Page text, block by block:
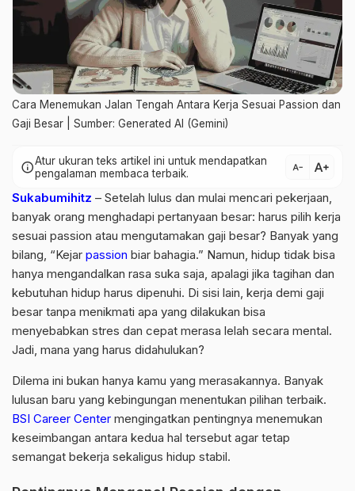
Cara Menemukan Jalan Tengah Antara Kerja Sesuai Passion dan
Gaji Besar | Sumber: Generated AI (Gemini)
infoAtur ukuran teks artikel ini untuk mendapatkan
pengalaman membaca terbaik.
text_decrease text_increase
Sukabumihitz – Setelah lulus dan mulai mencari pekerjaan,
banyak orang menghadapi pertanyaan besar: harus pilih kerja
sesuai passion atau mengutamakan gaji besar? Banyak yang
bilang, “Kejar passion biar bahagia.” Namun, hidup tidak bisa
hanya mengandalkan rasa suka saja, apalagi jika tagihan dan
kebutuhan hidup harus dipenuhi. Di sisi lain, kerja demi gaji
besar tanpa menikmati apa yang dilakukan bisa
menyebabkan stres dan cepat merasa lelah secara mental.
Jadi, mana yang harus didahulukan?
Dilema ini bukan hanya kamu yang merasakannya. Banyak
lulusan baru yang kebingungan menentukan pilihan terbaik.
BSI Career Center mengingatkan pentingnya menemukan
keseimbangan antara kedua hal tersebut agar tetap
semangat bekerja sekaligus hidup stabil.